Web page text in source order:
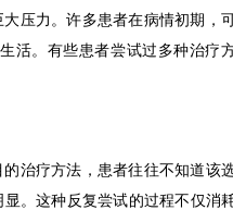
压力。许多患者在病情初期，
活。有些患者尝试过多种治疗
治疗方法，患者往往不知道该
。这种反复尝试的过程不仅消
王璐 副主任医
王璐 皮肤病